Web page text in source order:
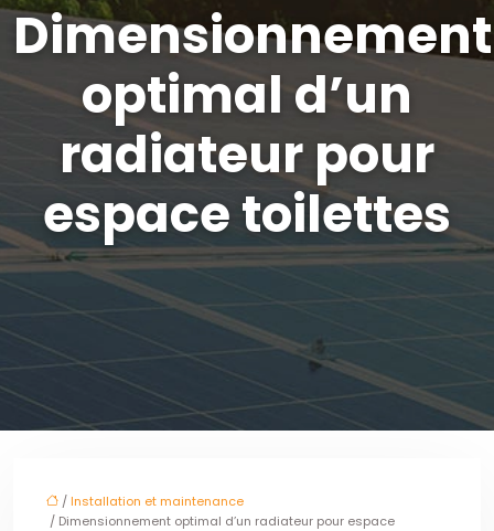
Dimensionnement
optimal d’un
radiateur pour
espace toilettes
/ Installation et maintenance
/ Dimensionnement optimal d’un radiateur pour espace